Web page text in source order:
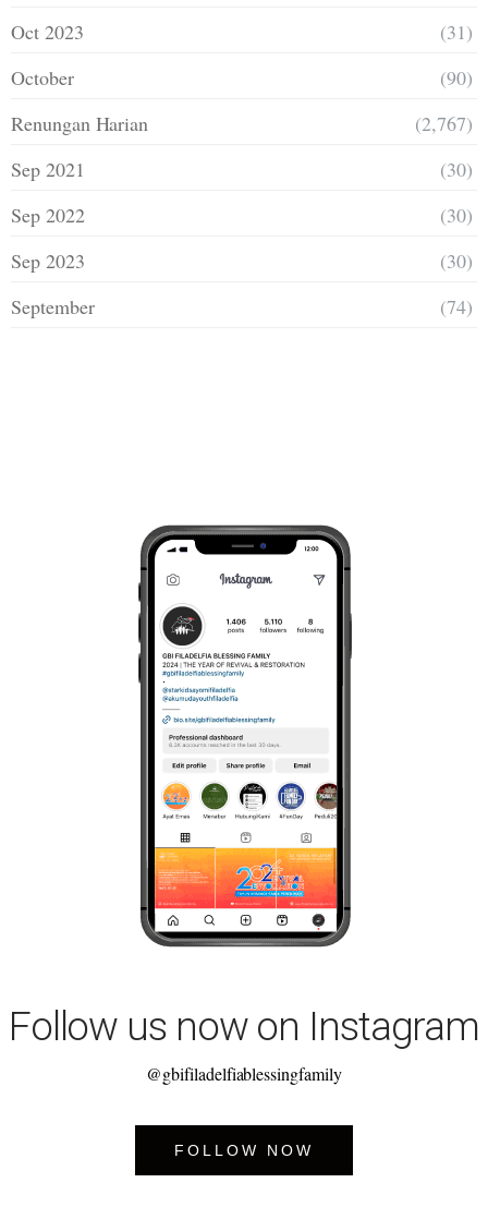
Oct 2023
(31)
October
(90)
Renungan Harian
(2,767)
Sep 2021
(30)
Sep 2022
(30)
Sep 2023
(30)
September
(74)
Follow us now on Instagram
@gbifiladelfiablessingfamily
FOLLOW NOW